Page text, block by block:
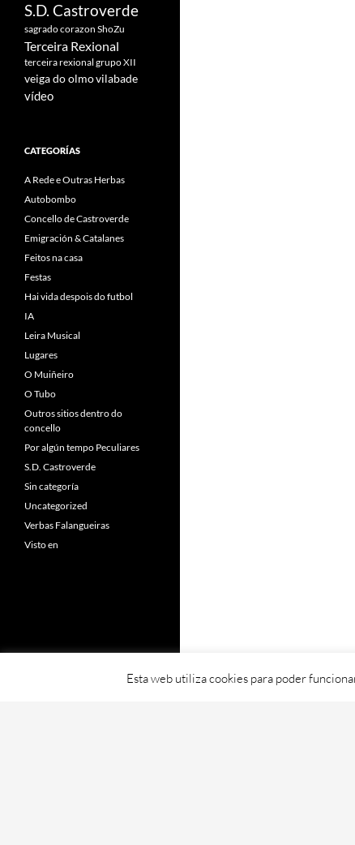
S.D. Castroverde
sagrado corazon ShoZu
Terceira Rexional
terceira rexional grupo XII
veiga do olmovilabade
vídeo
CATEGORÍAS
A Rede e Outras Herbas
Autobombo
Concello de Castroverde
Emigración & Catalanes
Feitos na casa
Festas
Hai vida despois do futbol
IA
Leira Musical
Lugares
O Muiñeiro
O Tubo
Outros sitios dentro do
concello
Por algún tempo Peculiares
S.D. Castroverde
Sin categoría
Uncategorized
Verbas Falangueiras
Visto en
Esta web utiliza cookies para poder